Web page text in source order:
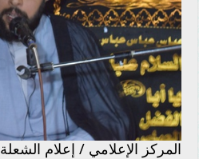
المركز الإعلامي / إعلام الشعلة